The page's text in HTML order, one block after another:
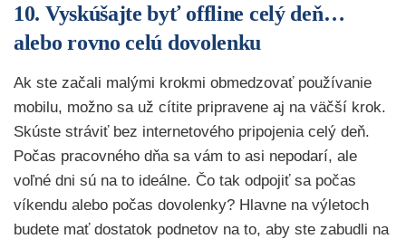
10. Vyskúšajte byť offline celý deň…
alebo rovno celú dovolenku
Ak ste začali malými krokmi obmedzovať používanie
mobilu, možno sa už cítite pripravene aj na väčší krok.
Skúste stráviť bez internetového pripojenia celý deň.
Počas pracovného dňa sa vám to asi nepodarí, ale
voľné dni sú na to ideálne. Čo tak odpojiť sa počas
víkendu alebo počas dovolenky? Hlavne na výletoch
budete mať dostatok podnetov na to, aby ste zabudli na